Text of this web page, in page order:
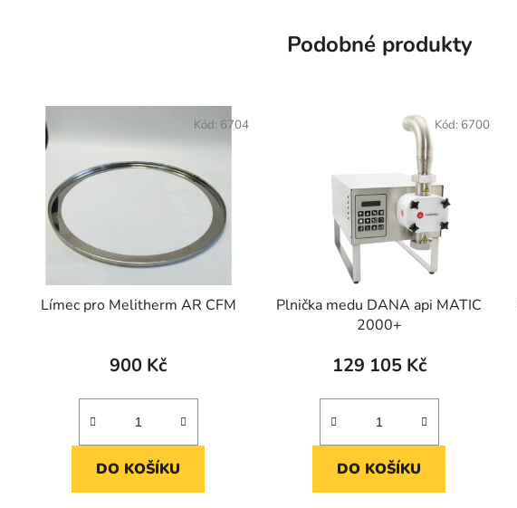
Podobné produkty
Límec pro Melitherm AR CFM
900 Kč
DO KOŠÍKU
Kód: 6704
Plnička medu DANA api MATIC
2000+
129 105 Kč
DO KOŠÍKU
Kód: 6700